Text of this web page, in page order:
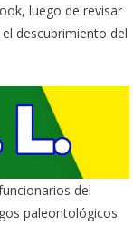
luego de revisar
descubrimiento del
del
paleontológicos